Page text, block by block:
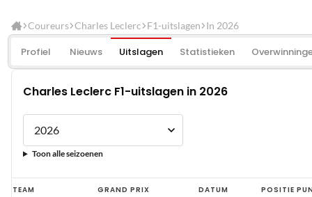
Coureurs Charles Leclerc F1-uitslagen In 2026
Profiel Nieuws Uitslagen Statistieken
Charles Leclerc F1-uitslagen in 2026
Toon alle seizoenen
Charles
TEAM GRAND PRIX DATUM POSITIE